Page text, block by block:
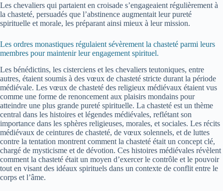
Les chevaliers qui partaient en croisade s’engageaient régulièrement à
la chasteté, persuadés que l’abstinence augmentait leur pureté
spirituelle et morale, les préparant ainsi mieux à leur mission.
Les ordres monastiques régulaient sévèrement la chasteté parmi leurs
membres pour maintenir leur engagement spirituel.
Les bénédictins, les cisterciens et les chevaliers teutoniques, entre
autres, étaient soumis à des vœux de chasteté stricte durant la période
médiévale. Les vœux de chasteté des religieux médiévaux étaient vus
comme une forme de renoncement aux plaisirs mondains pour
atteindre une plus grande pureté spirituelle. La chasteté est un thème
central dans les histoires et légendes médiévales, reflétant son
importance dans les sphères religieuses, morales, et sociales. Les récits
médiévaux de ceintures de chasteté, de vœux solennels, et de luttes
contre la tentation montrent comment la chasteté était un concept clé,
chargé de mysticisme et de dévotion. Ces histoires médiévales révèlent
comment la chasteté était un moyen d’exercer le contrôle et le pouvoir
tout en visant des idéaux spirituels dans un contexte de conflit entre le
corps et l’âme.